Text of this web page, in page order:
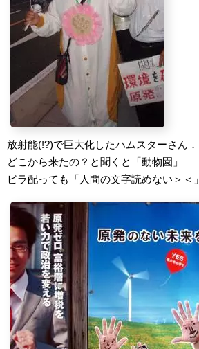
放射能(!?)で巨大化したハムスターさん．
どこから来たの？と聞くと「動物園」
ビラ配っても「人間の文字読めない＞＜」